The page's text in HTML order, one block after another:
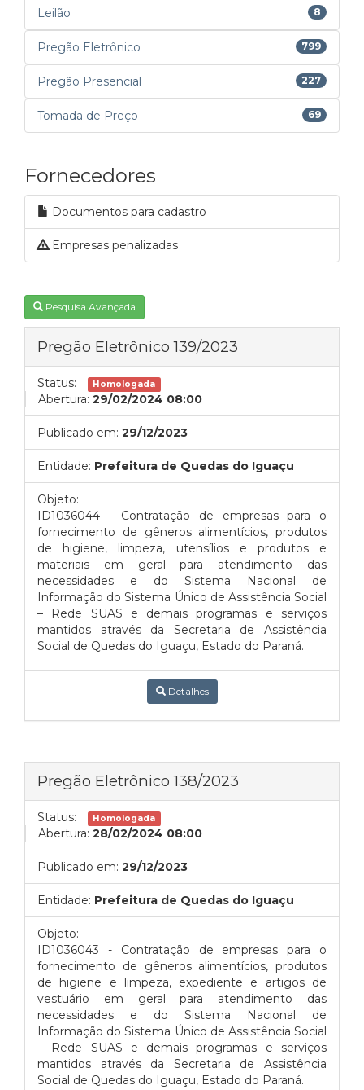
Leilão 8
Pregão Eletrônico 799
Pregão Presencial 227
Tomada de Preço 69
Fornecedores
Documentos para cadastro
Empresas penalizadas
Pesquisa Avançada
Pregão Eletrônico 139/2023
Status: Homologada
Abertura: 29/02/2024 08:00
Publicado em: 29/12/2023
Entidade: Prefeitura de Quedas do Iguaçu
Objeto:
ID1036044 - Contratação de empresas para o
fornecimento de gêneros alimentícios, produtos
de higiene, limpeza, utensílios e produtos e
materiais em geral para atendimento das
necessidades e do Sistema Nacional de
Informação do Sistema Único de Assistência Social
– Rede SUAS e demais programas e serviços
mantidos através da Secretaria de Assistência
Social de Quedas do Iguaçu, Estado do Paraná.
Detalhes
Pregão Eletrônico 138/2023
Status: Homologada
Abertura: 28/02/2024 08:00
Publicado em: 29/12/2023
Entidade: Prefeitura de Quedas do Iguaçu
Objeto:
ID1036043 - Contratação de empresas para o
fornecimento de gêneros alimentícios, produtos
de higiene e limpeza, expediente e artigos de
vestuário em geral para atendimento das
necessidades e do Sistema Nacional de
Informação do Sistema Único de Assistência Social
– Rede SUAS e demais programas e serviços
mantidos através da Secretaria de Assistência
Social de Quedas do Iguaçu, Estado do Paraná.